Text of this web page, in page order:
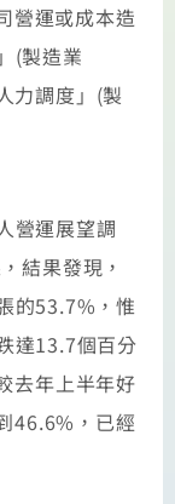
營運或成本造
(製造業
力調度」(製
運展望調
結果發現，
的53.7%，惟
達13.7個百分
去年上半年好
46.6%，已經